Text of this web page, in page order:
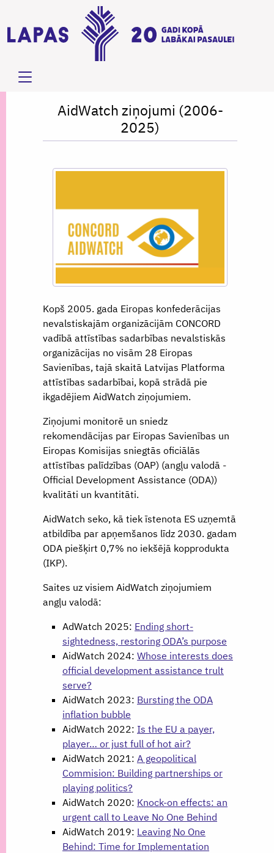
AidWatch ziņojumi (2006-
2025)
Kopš 2005. gada Eiropas konfederācijas
nevalstiskajām organizācijām CONCORD
vadībā attīstības sadarbības nevalstiskās
organizācijas no visām 28 Eiropas
Savienības, tajā skaitā Latvijas Platforma
attīstības sadarbībai, kopā strādā pie
ikgadējiem AidWatch ziņojumiem.
Ziņojumi monitorē un sniedz
rekomendācijas par Eiropas Savienības un
Eiropas Komisijas sniegtās oficiālās
attīstības palīdzības (OAP) (angļu valodā -
Official Development Assistance (ODA))
kvalitāti un kvantitāti.
AidWatch seko, kā tiek īstenota ES uzņemtā
atbildība par apņemšanos līdz 2030. gadam
ODA piešķirt 0,7% no iekšējā kopprodukta
(IKP).
Saites uz visiem AidWatch ziņojumiem
angļu valodā:
AdWatch 2025: Ending short-
sightedness, restoring ODA’s purpose
AidWatch 2024: Whose interests does
official development assistance trult
serve?
AidWatch 2023: Bursting the ODA
inflation bubble
AidWatch 2022: Is the EU a payer,
player… or just full of hot air?
AidWatch 2021: A geopolitical
Commision: Building partnerships or
playing politics?
AidWatch 2020: Knock-on effects: an
urgent call to Leave No One Behind
AidWatch 2019: Leaving No One
Behind: Time for Implementation